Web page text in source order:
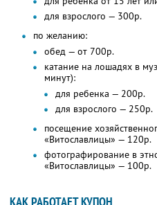
для взрослого — 300р.
по желанию:
обед — от 700р.
катание на лошадях в
минут):
для ребенка — 200р.
для взрослого — 250р.
посещение
«Витославлицы» — 120р.
фотографирование в
«Витославлицы» — 100р.